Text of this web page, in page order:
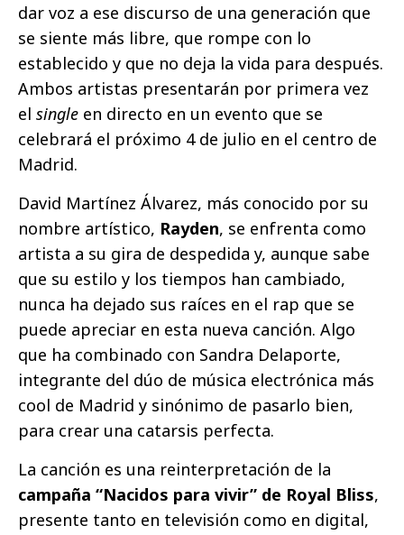
dar voz a ese discurso de una generación que
se siente más libre, que rompe con lo
establecido y que no deja la vida para después.
Ambos artistas presentarán por primera vez
el single en directo en un evento que se
celebrará el próximo 4 de julio en el centro de
Madrid.
David Martínez Álvarez, más conocido por su
nombre artístico, Rayden, se enfrenta como
artista a su gira de despedida y, aunque sabe
que su estilo y los tiempos han cambiado,
nunca ha dejado sus raíces en el rap que se
puede apreciar en esta nueva canción. Algo
que ha combinado con Sandra Delaporte,
integrante del dúo de música electrónica más
cool de Madrid y sinónimo de pasarlo bien,
para crear una catarsis perfecta.
La canción es una reinterpretación de la
campaña “Nacidos para vivir” de Royal Bliss,
presente tanto en televisión como en digital,